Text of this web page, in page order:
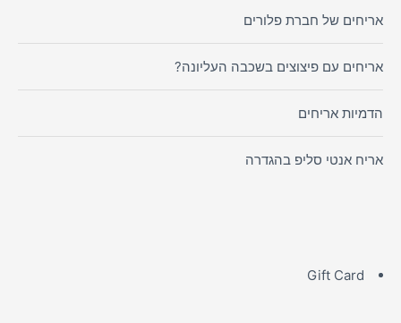
אריחים של חברת פלורים
אריחים עם פיצוצים בשכבה העליונה?
הדמיות אריחים
אריח אנטי סליפ בהגדרה
Gift Card